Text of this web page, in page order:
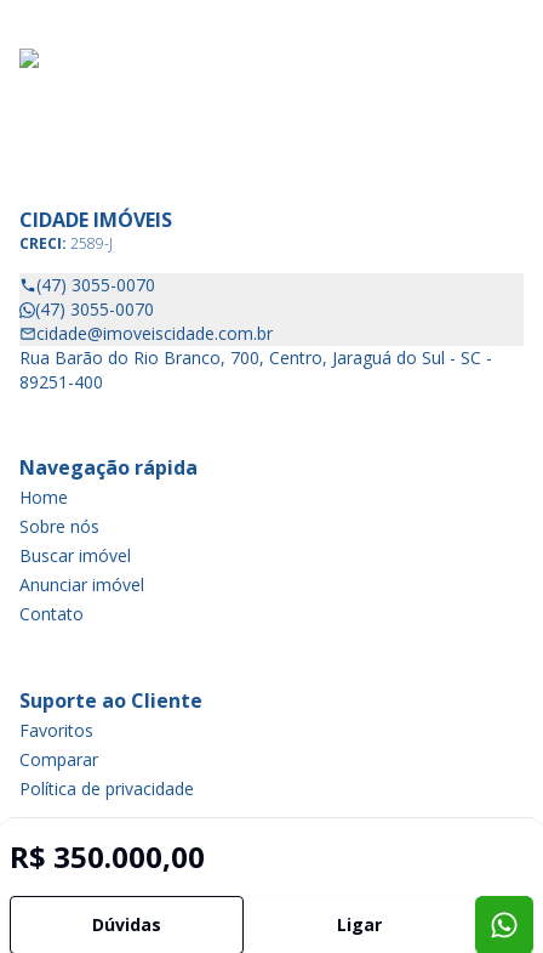
R$ 350.000,00
Dúvidas Ligar
CIDADE IMÓVEIS
CRECI: 2589-J
(47) 3055-0070
(47) 3055-0070
cidade@imoveiscidade.com.br
Rua Barão do Rio Branco, 700, Centro, Jaraguá do Sul - SC -
89251-400
Navegação rápida
Home
Sobre nós
Buscar imóvel
Anunciar imóvel
Contato
Suporte ao Cliente
Favoritos
Comparar
Política de privacidade
Selo de Tecnologia Loft